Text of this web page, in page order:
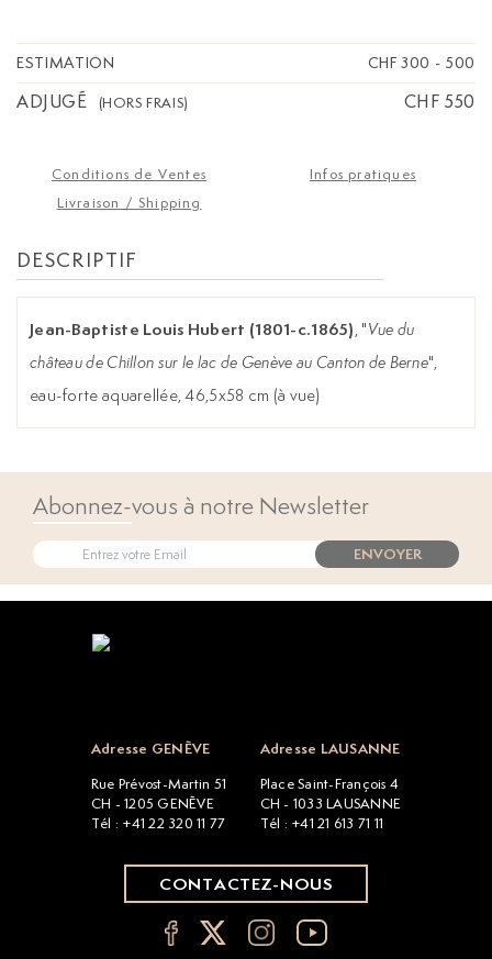
ESTIMATION CHF 300 - 500
ADJUGÉ (HORS FRAIS) CHF 550
Conditions de Ventes
Infos pratiques
Livraison / Shipping
DESCRIPTIF
Jean-Baptiste Louis Hubert (1801-c.1865), "Vue du
château de Chillon sur le lac de Genève au Canton de Berne",
eau-forte aquarellée, 46,5x58 cm (à vue)
Abonnez-vous à notre Newsletter
ENVOYER
Adresse GENÈVE
Rue Prévost-Martin 51
CH - 1205 GENÈVE
Tél : +41 22 320 11 77
Adresse LAUSANNE
Place Saint-François 4
CH - 1033 LAUSANNE
Tél : +41 21 613 71 11
CONTACTEZ-NOUS